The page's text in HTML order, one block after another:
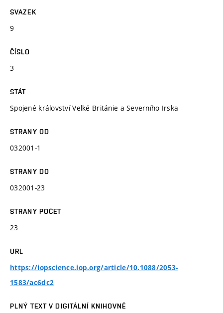
SVAZEK
9
ČÍSLO
3
STÁT
Spojené království Velké Británie a Severního Irska
STRANY OD
032001-1
STRANY DO
032001-23
STRANY POČET
23
URL
https://iopscience.iop.org/article/10.1088/2053-
1583/ac6dc2
PLNÝ TEXT V DIGITÁLNÍ KNIHOVNĚ